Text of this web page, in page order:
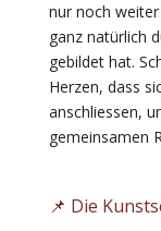
nur noch
ganz natürlich
gebildet hat.
Herzen, dass
anschliessen,
gemeinsamen
📌 Die